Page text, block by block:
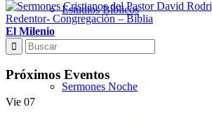
Estudios Bíblicos
Sermones Noche
El Milenio
Próximos Eventos
Vie 07